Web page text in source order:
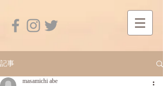
記事
masamichi abe